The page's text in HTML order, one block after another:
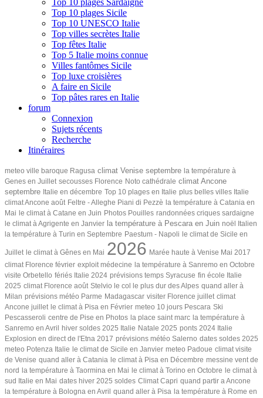
Top 10 plages Sicile
Top 10 UNESCO Italie
Top villes secrètes Italie
Top fêtes Italie
Top 5 Italie moins connue
Villes fantômes Sicile
Top luxe croisières
A faire en Sicile
Top pâtes rares en Italie
forum
Connexion
Sujets récents
Recherche
Itinéraires
meteo ville baroque Ragusa climat Venise septembre la température à
Genes en Juillet secousses Florence Noto cathédrale climat Ancone
septembre Italie en décembre Top 10 plages en Italie plus belles villes Italie
climat Ancone août Feltre - Alleghe Piani di Pezzè la température à Catania en
Mai le climat à Catane en Juin Photos Pouilles randonnées criques sardaigne
le climat à Agrigente en Janvier la température à Pescara en Juin noël Italien
la température à Turin en Septembre Paestum - Napoli le climat de Sicile en
Juillet le climat à Gênes en Mai 2026 Marée haute à Venise Mai 2017
climat Florence février exploit médecine la température à Sanremo en Octobre
visite Orbetello fériés Italie 2024 prévisions temps Syracuse fin école Italie
2025 climat Florence août Stelvio le col le plus dur des Alpes quand aller à
Milan prévisions météo Parme Madagascar visiter Florence juillet climat
Ancone juillet le climat à Pisa en Février meteo 10 jours Pescara Ski
Pescasseroli centre de Pise en Photos la place saint marc la température à
Sanremo en Avril hiver soldes 2025 Italie Natale 2025 ponts 2024 Italie
Explosion en direct de l'Etna 2017 prévisions météo Salerno dates soldes 2025
meteo Potenza Italie le climat de Sicile en Janvier meteo Padoue climat visite
de Venise quand aller à Catania le climat à Pisa en Décembre messine vent de
nord la température à Taormina en Mai le climat à Torino en Octobre le climat à
sud Italie en Mai dates hiver 2025 soldes Climat Capri quand partir a Ancone
la température à Bologna en Avril quand aller à Pisa la température à Rome en